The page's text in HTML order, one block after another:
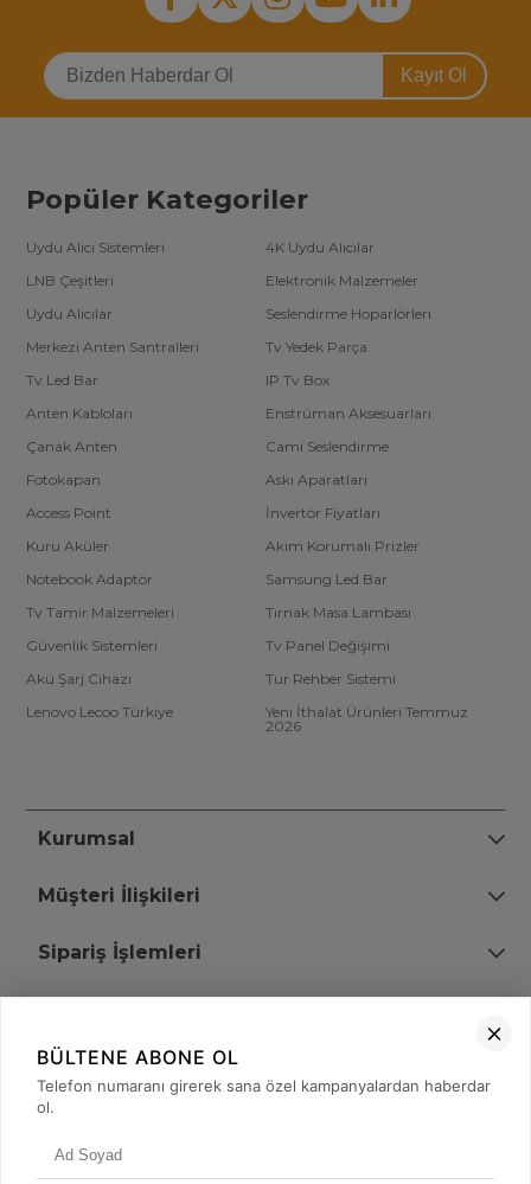
Kayıt Ol
Popüler Kategoriler
Uydu Alıcı Sistemleri
4K Uydu Alıcılar
LNB Çeşitleri
Elektronik Malzemeler
Uydu Alıcılar
Seslendirme Hoparlörleri
Merkezi Anten Santralleri
Tv Yedek Parça
Tv Led Bar
IP Tv Box
Anten Kabloları
Enstrüman Aksesuarları
Çanak Anten
Cami Seslendirme
Fotokapan
Askı Aparatları
Access Point
İnvertör Fiyatları
Kuru Aküler
Akım Korumalı Prizler
Notebook Adaptör
Samsung Led Bar
Tv Tamir Malzemeleri
Tırnak Masa Lambası
Güvenlik Sistemleri
Tv Panel Değişimi
Akü Şarj Cihazı
Tur Rehber Sistemi
Lenovo Lecoo Türkiye
Yeni İthalat Ürünleri Temmuz
2026
Kurumsal
Müşteri İlişkileri
Sipariş İşlemleri
+90 (850) 473 08 08
BÜLTENE ABONE OL
Telefon numaranı girerek sana özel kampanyalardan haberdar
ol.